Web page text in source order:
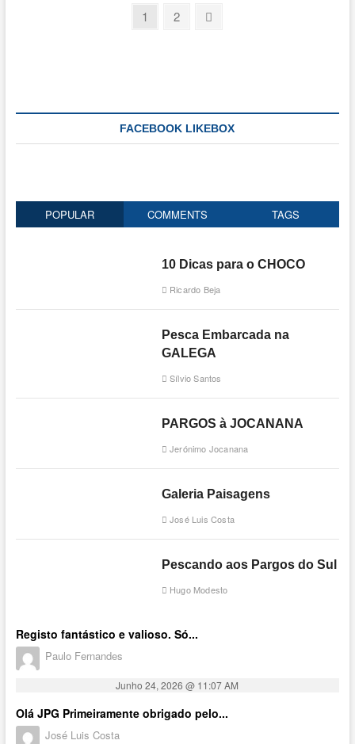
Page
1 Page
2
FACEBOOK LIKEBOX
POPULAR COMMENTS TAGS
10 Dicas para o CHOCO
Ricardo Beja
Pesca Embarcada na
GALEGA
Sílvio Santos
PARGOS à JOCANANA
Jerónimo Jocanana
Galeria Paisagens
José Luis Costa
Pescando aos Pargos do Sul
Hugo Modesto
Registo fantástico e valioso. Só...
Paulo Fernandes
Junho 24, 2026 @ 11:07 AM
Olá JPG Primeiramente obrigado pelo...
José Luis Costa